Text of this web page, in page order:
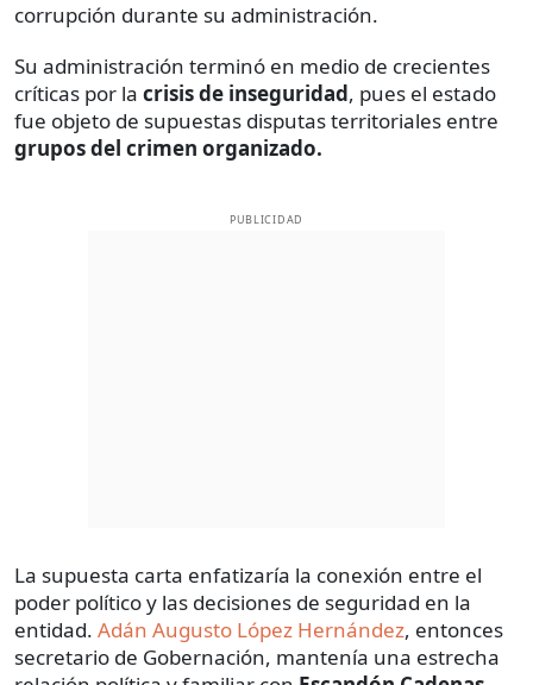
corrupción durante su administración.
Su administración terminó en medio de crecientes
críticas por la crisis de inseguridad, pues el estado
fue objeto de supuestas disputas territoriales entre
grupos del crimen organizado.
PUBLICIDAD
La supuesta carta enfatizaría la conexión entre el
poder político y las decisiones de seguridad en la
entidad. Adán Augusto López Hernández, entonces
secretario de Gobernación, mantenía una estrecha